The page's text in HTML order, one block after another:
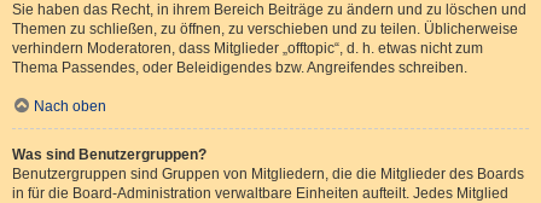
Sie haben das Recht, in ihrem Bereich Beiträge zu ändern und zu löschen und
Themen zu schließen, zu öffnen, zu verschieben und zu teilen. Üblicherweise
verhindern Moderatoren, dass Mitglieder „offtopic“, d. h. etwas nicht zum
Thema Passendes, oder Beleidigendes bzw. Angreifendes schreiben.
Nach oben
Was sind Benutzergruppen?
Benutzergruppen sind Gruppen von Mitgliedern, die die Mitglieder des Boards
in für die Board-Administration verwaltbare Einheiten aufteilt. Jedes Mitglied